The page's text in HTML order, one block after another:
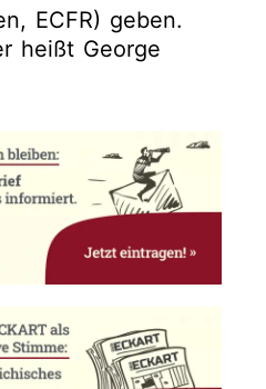
ECFR) geben.
heißt George